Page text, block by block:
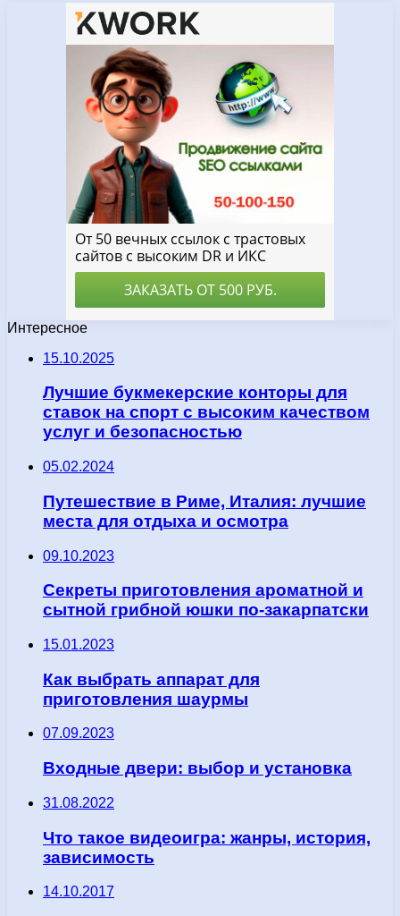
Интересное
15.10.2025
Лучшие букмекерские конторы для
ставок на спорт с высоким качеством
услуг и безопасностью
05.02.2024
Путешествие в Риме, Италия: лучшие
места для отдыха и осмотра
09.10.2023
Секреты приготовления ароматной и
сытной грибной юшки по-закарпатски
15.01.2023
Как выбрать аппарат для
приготовления шаурмы
07.09.2023
Входные двери: выбор и установка
31.08.2022
Что такое видеоигра: жанры, история,
зависимость
14.10.2017